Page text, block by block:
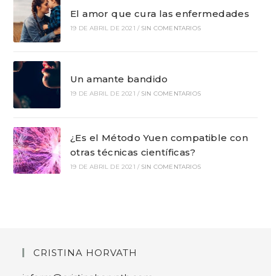
El amor que cura las enfermedades
19 DE ABRIL DE 2021 / SIN COMENTARIOS
Un amante bandido
19 DE ABRIL DE 2021 / SIN COMENTARIOS
¿Es el Método Yuen compatible con
otras técnicas científicas?
19 DE ABRIL DE 2021 / SIN COMENTARIOS
CRISTINA HORVATH